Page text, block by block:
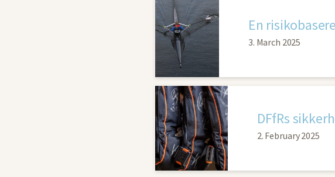
En
3. March 2025
DFfRs
2. February 2025